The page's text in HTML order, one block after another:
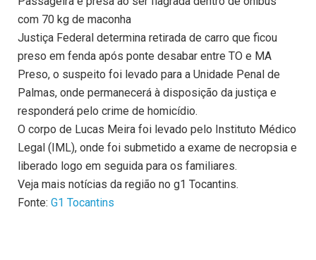
com 70 kg de maconha
Justiça Federal determina retirada de carro que ficou
preso em fenda após ponte desabar entre TO e MA
Preso, o suspeito foi levado para a Unidade Penal de
Palmas, onde permanecerá à disposição da justiça e
responderá pelo crime de homicídio.
O corpo de Lucas Meira foi levado pelo Instituto Médico
Legal (IML), onde foi submetido a exame de necropsia e
liberado logo em seguida para os familiares.
Veja mais notícias da região no g1 Tocantins.
Fonte: G1 Tocantins